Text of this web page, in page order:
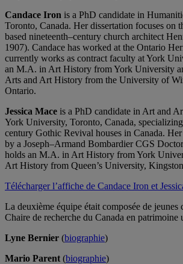
Candace Iron is a PhD candidate in
Toronto, Canada. Her dissertation focuses on
based nineteenth–century church architect
1907). Candace has worked at the Ontario
currently works as contract faculty at York
an M.A. in Art History from York University
Arts and Art History from the University of
Ontario.
Jessica Mace is a PhD candidate in Art and
York University, Toronto, Canada,
century Gothic Revival houses in Canada. Her
by a Joseph–Armand Bombardier CGS
holds an M.A. in Art History from York
Art History from Queen’s University,
Télécharger l’affiche de Candace Iron et
La deuxième équipe était composée de jeunes
Chaire de recherche du Canada en patrimoine
Lyne Bernier (biographie)
Mario Parent (biographie)